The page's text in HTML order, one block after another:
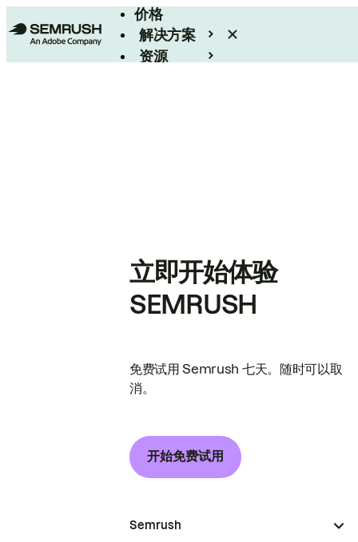
价格
解决方案
资源
立即开始体验
SEMRUSH
免费试用 Semrush 七天。随时可以取
消。
开始免费试用
Semrush